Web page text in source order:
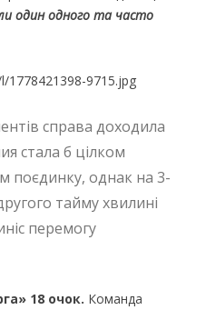
один одного та часто
справа доходила
стала б цілком
поєдинку, однак на 3-
тайму хвилині
перемогу
18 очок. Команда